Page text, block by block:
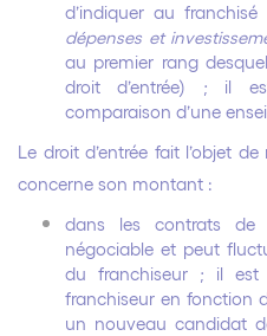
d’indiquer au franchisé
dépenses et
au premier rang
droit d’entrée) ; il
comparaison d’une
Le droit d’entrée fait l’objet
concerne son montant :
dans les contrats de
négociable et peut
du franchiseur ; il est
franchiseur en fonction
un nouveau candidat